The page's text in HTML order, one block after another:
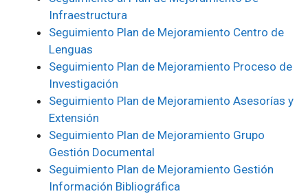
Infraestructura
Seguimiento Plan de Mejoramiento Centro de
Lenguas
Seguimiento Plan de Mejoramiento Proceso de
Investigación
Seguimiento Plan de Mejoramiento Asesorías y
Extensión
Seguimiento Plan de Mejoramiento Grupo
Gestión Documental
Seguimiento Plan de Mejoramiento Gestión
Información Bibliográfica